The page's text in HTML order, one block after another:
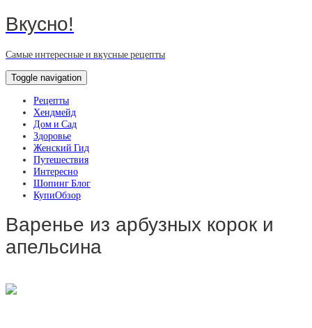
Вкусно!
Самые интересные и вкусные рецепты
Toggle navigation
Рецепты
Хендмейд
Дом и Сад
Здоровье
Женский Гид
Путешествия
Интересно
Шопинг Блог
КупиОбзор
Варенье из арбузных корок и
апельсина